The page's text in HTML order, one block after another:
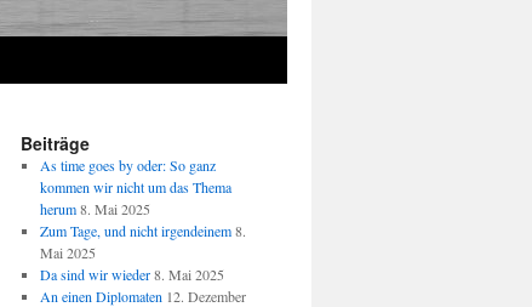
Beiträge
As time goes by oder: So ganz
kommen wir nicht um das Thema
herum 8. Mai 2025
Zum Tage, und nicht irgendeinem 8.
Mai 2025
Da sind wir wieder 8. Mai 2025
An einen Diplomaten 12. Dezember